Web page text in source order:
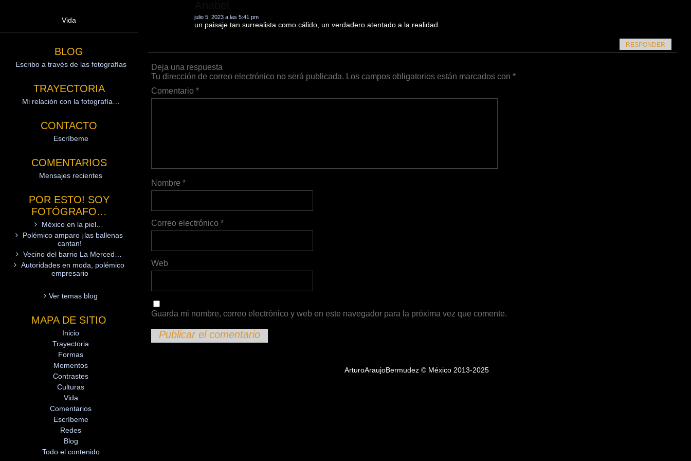
Vida
BLOG
Escribo a través de las fotografías
TRAYECTORIA
Mi relación con la fotografía…
CONTACTO
Escríbeme
COMENTARIOS
Mensajes recientes
POR ESTO! SOY
FOTÓGRAFO…
México en la piel…
Polémico amparo ¡las ballenas
cantan!
Vecino del barrio La Merced…
Autoridades en moda, polémico
empresario
Ver temas blog
MAPA DE SITIO
Inicio
Trayectoria
Formas
Momentos
Contrastes
Culturas
Vida
Comentarios
Escríbeme
Redes
Blog
Todo el contenido
julio 5, 2023 a las 5:41 pm
un paisaje tan surrealista como cálido, un verdadero atentado a la realidad…
RESPONDER
Deja una respuesta
Tu dirección de correo electrónico no será publicada. Los campos obligatorios están marcados con*
Comentario*
Nombre*
Correo electrónico*
Web
Guarda mi nombre, correo electrónico y web en este navegador para la próxima vez que comente.
ArturoAraujoBermudez © México 2013-2025